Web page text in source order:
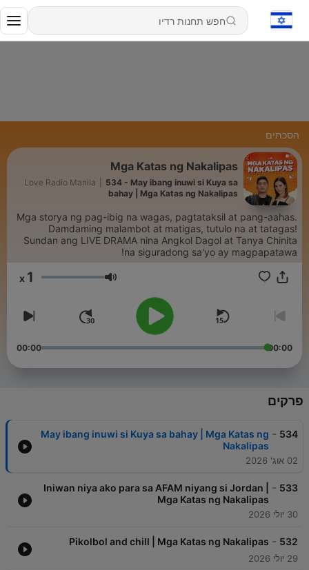
הסכתים
Mga Katas ng Nakalipas
Love Radio Manila
534 - May ibang inuwi si Kuya sa
bahay | Mga Katas ng Nakalipas
Mga storya ng pag-ibig na wagas, pagtataksil at pang-aahas.
Damdaming malambot at matigas, tutulo na at tatagas!
Sundan ang LIVE DRAMA nina Angkol Dagol at Tanya Chinita
na siguradong sa'yo ay magpapatawa!
עוצמת שמע 1
00:00
00:00
פרקים
534
-
May ibang inuwi si Kuya sa bahay | Mga Katas ng
Nakalipas
02 אוג' 2026
533
-
Iniwan niya ako para sa AFAM niyang si Jordan |
Mga Katas ng Nakalipas
30 יולי 2026
532
-
Pikolbol and chill | Mga Katas ng Nakalipas
29 יולי 2026